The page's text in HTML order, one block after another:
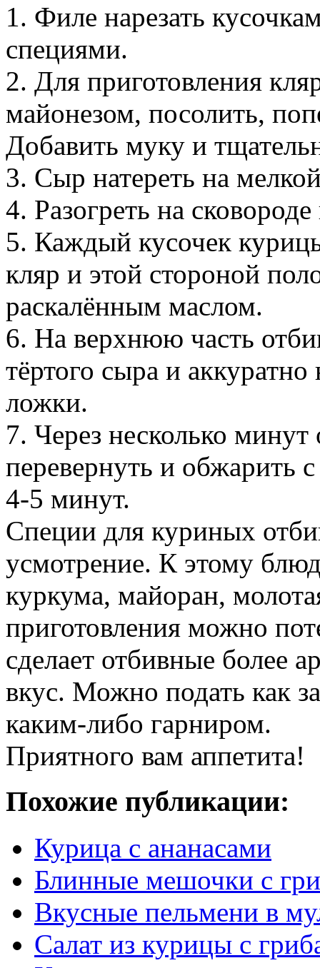
1. Филе нарезать
специями.
2. Для приготовления
майонезом, посолить,
Добавить муку и
3. Сыр натереть на
4. Разогреть на
5. Каждый кусочек
кляр и этой стороной
раскалённым маслом.
6. На верхнюю часть
тёртого сыра и
ложки.
7. Через несколько
перевернуть и обжарить
4-5 минут.
Специи для куриных
усмотрение. К этому
куркума, майоран,
приготовления можно
сделает отбивные более
вкус. Можно подать как
каким-либо гарниром.
Приятного вам аппетита!
Похожие публикации:
Курица с ананасами
Блинные мешочки с
Вкусные пельмени в
Салат из курицы с